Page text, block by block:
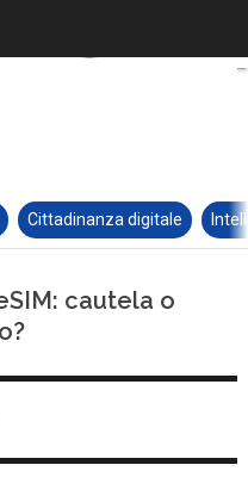
Cittadinanza digitale
cautela o